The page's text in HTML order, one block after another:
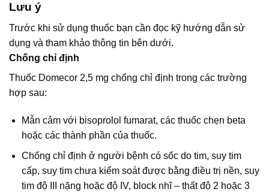
Lưu ý
Trước khi sử dụng thuốc bạn cần đọc kỹ hướng dẫn sử
dụng và tham khảo thông tin bên dưới.
Chống chỉ định
Thuốc Domecor 2,5 mg chống chỉ định trong các trường
hợp sau:
Mẫn cảm với bisoprolol fumarat, các thuốc chẹn beta
hoặc các thành phần của thuốc.
Chống chỉ định ở người bệnh có sốc do tim, suy tim
cấp, suy tim chưa kiểm soát được bằng điều trị nền, suy
tim độ III nặng hoặc độ IV, block nhĩ – thất độ 2 hoặc 3